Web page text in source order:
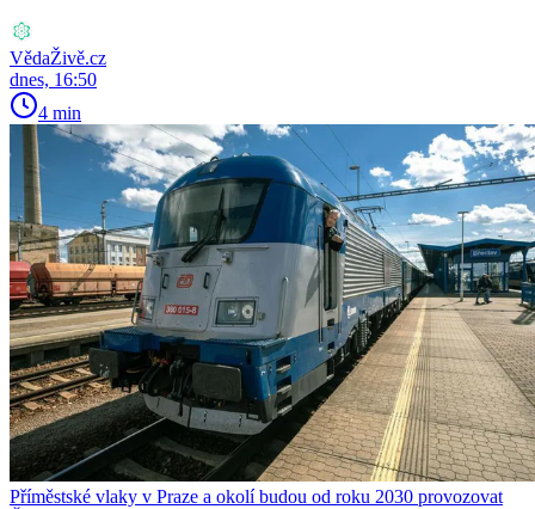
VědaŽivě.cz
dnes, 16:50
4 min
Příměstské vlaky v Praze a okolí budou od roku 2030 provozovat